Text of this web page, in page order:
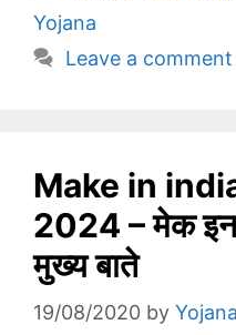
Yojana
Leave a comment
Make in
2024 – मेक इन
मुख्य बाते
19/08/2020 by